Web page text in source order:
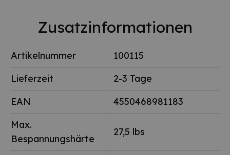
Zusatzinformationen
Artikelnummer
100115
Lieferzeit
2-3 Tage
EAN
4550468981183
Max.
Bespannungshärte
27,5 lbs